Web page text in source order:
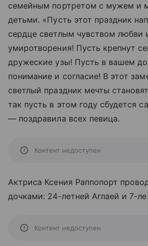
семейным портретом с мужем и
детьми. «Пусть этот праздник
сердце светлым чувством любви
умиротворения! Пусть крепнут
дружеские узы! Пусть в вашем
понимание и согласие! В этот
светлый праздник мечты
так пусть в этом году сбудется
— поздравила всех певица.
Контент недоступен
Актриса Ксения Раппопорт
дочками: 24-летней Аглаей и 7-
Контент недоступен